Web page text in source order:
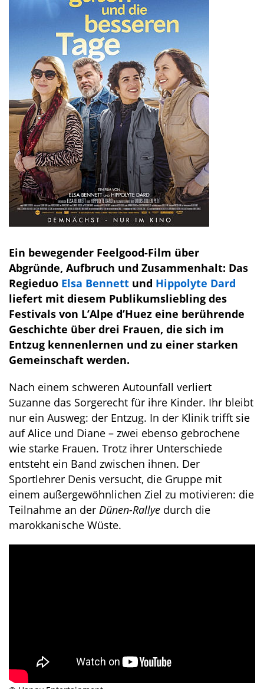
Ein bewegender Feelgood-Film über
Abgründe, Aufbruch und Zusammenhalt: Das
Regieduo Elsa Bennett und Hippolyte Dard
liefert mit diesem Publikumsliebling des
Festivals von L’Alpe d’Huez eine berührende
Geschichte über drei Frauen, die sich im
Entzug kennenlernen und zu einer starken
Gemeinschaft werden.
Nach einem schweren Autounfall verliert
Suzanne das Sorgerecht für ihre Kinder. Ihr bleibt
nur ein Ausweg: der Entzug. In der Klinik trifft sie
auf Alice und Diane – zwei ebenso gebrochene
wie starke Frauen. Trotz ihrer Unterschiede
entsteht ein Band zwischen ihnen. Der
Sportlehrer Denis versucht, die Gruppe mit
einem außergewöhnlichen Ziel zu motivieren: die
Teilnahme an der Dünen-Rallye durch die
marokkanische Wüste.